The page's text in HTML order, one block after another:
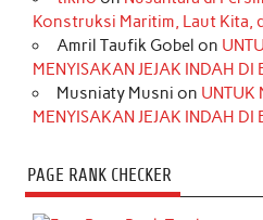
Konstruksi Maritim, Laut Kita,
Amril Taufik Gobel on
MENYISAKAN JEJAK INDAH DI
Musniaty Musni on UNTUK
MENYISAKAN JEJAK INDAH DI
PAGE RANK CHECKER